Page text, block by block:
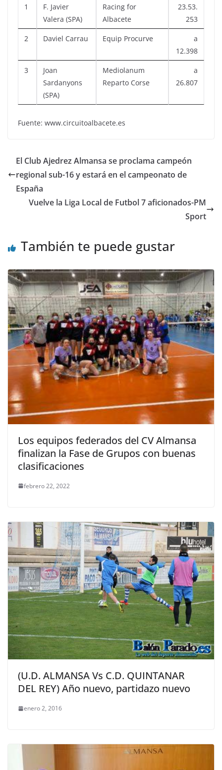
1
F. Javier
Valera (SPA)
Racing for
Albacete
23.53.
253
2 Daviel Carrau Equip Procurve
a
12.398
3
Joan
Sardanyons
(SPA)
Mediolanum
Reparto Corse
a
26.807
Fuente: www.circuitoalbacete.es
El Club Ajedrez Almansa se proclama campeón
regional sub-16 y estará en el campeonato de
España
Vuelve la Liga Local de Futbol 7 aficionados-PM
Sport
También te puede gustar
Los equipos federados del CV Almansa
finalizan la Fase de Grupos con buenas
clasificaciones
febrero 22, 2022
(U.D. ALMANSA Vs C.D. QUINTANAR
DEL REY) Año nuevo, partidazo nuevo
enero 2, 2016